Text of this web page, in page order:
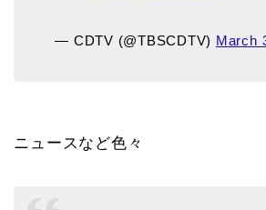
— CDTV (@TBSCDTV) March
ニュースなど色々